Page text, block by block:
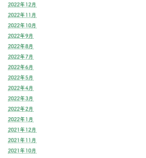
2022年12月
2022年11月
2022年10月
2022年9月
2022年8月
2022年7月
2022年6月
2022年5月
2022年4月
2022年3月
2022年2月
2022年1月
2021年12月
2021年11月
2021年10月